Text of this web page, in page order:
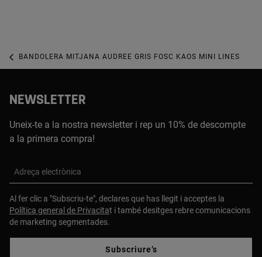
BANDOLERA MITJANA AUDREE GRIS FOSC KAOS MINI LINES
NEWSLETTER
Uneix-te a la nostra newsletter i rep un 10% de descompte
a la primera compra!
Adreça electrònica
Al fer clic a "Subscriu-te", declares que has llegit i acceptes la
Política general de Privacitat i també desitges rebre comunicacions
de marketing segmentades.
Subscriure’s